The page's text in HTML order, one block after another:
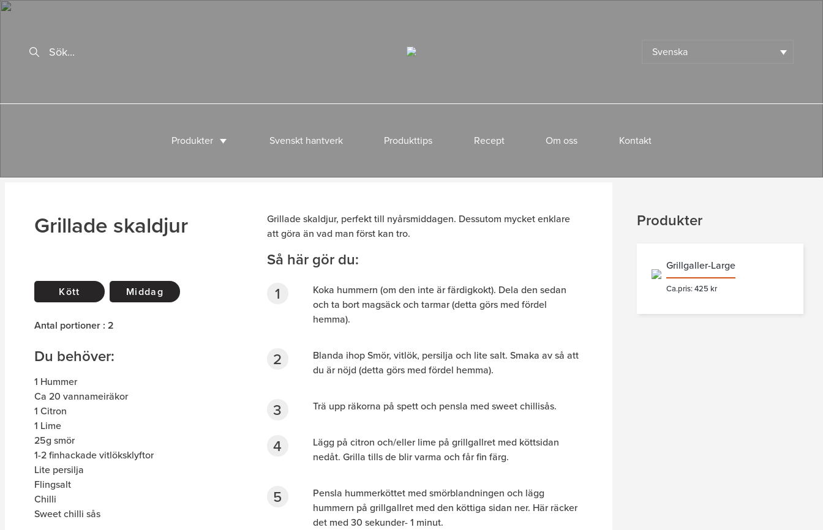
Svenska
Produkter Svenskt hantverk Produkttips Recept Om oss Kontakt
Grillade skaldjur
Kött Middag
Antal portioner : 2
Du behöver:
1 Hummer
Ca 20 vannameiräkor
1 Citron
1 Lime
25g smör
1-2 finhackade vitlöksklyftor
Lite persilja
Flingsalt
Chilli
Sweet chilli sås
Grillade skaldjur, perfekt till nyårsmiddagen. Dessutom mycket enklare
att göra än vad man först kan tro.
Så här gör du:
Koka hummern (om den inte är färdigkokt). Dela den sedan
och ta bort magsäck och tarmar (detta görs med fördel
hemma).
Blanda ihop Smör, vitlök, persilja och lite salt. Smaka av så att
du är nöjd (detta görs med fördel hemma).
Trä upp räkorna på spett och pensla med sweet chillisås.
Lägg på citron och/eller lime på grillgallret med köttsidan
nedåt. Grilla tills de blir varma och får fin färg.
Pensla hummerköttet med smörblandningen och lägg
hummern på grillgallret med den köttiga sidan ner. Här räcker
det med 30 sekunder- 1 minut.
Produkter
Grillgaller-Large
Ca.pris: 425 kr